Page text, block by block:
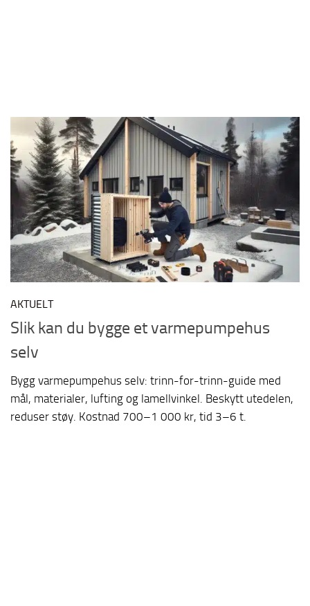
AKTUELT
Slik kan du bygge et varmepumpehus
selv
Bygg varmepumpehus selv: trinn-for-trinn-guide med
mål, materialer, lufting og lamellvinkel. Beskytt utedelen,
reduser støy. Kostnad 700–1 000 kr, tid 3–6 t.